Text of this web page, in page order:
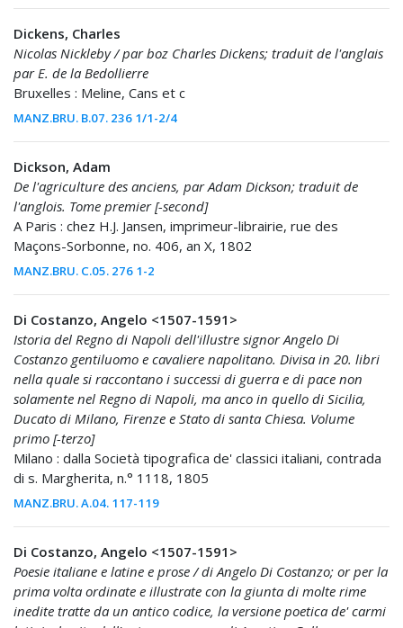
Dickens, Charles
Nicolas Nickleby / par boz Charles Dickens; traduit de l'anglais
par E. de la Bedollierre
Bruxelles : Meline, Cans et c
MANZ.BRU. B.07. 236 1/1-2/4
Dickson, Adam
De l'agriculture des anciens, par Adam Dickson; traduit de
l'anglois. Tome premier [-second]
A Paris : chez H.J. Jansen, imprimeur-librairie, rue des
Maçons-Sorbonne, no. 406, an X, 1802
MANZ.BRU. C.05. 276 1-2
Di Costanzo, Angelo <1507-1591>
Istoria del Regno di Napoli dell'illustre signor Angelo Di
Costanzo gentiluomo e cavaliere napolitano. Divisa in 20. libri
nella quale si raccontano i successi di guerra e di pace non
solamente nel Regno di Napoli, ma anco in quello di Sicilia,
Ducato di Milano, Firenze e Stato di santa Chiesa. Volume
primo [-terzo]
Milano : dalla Società tipografica de' classici italiani, contrada
di s. Margherita, n.° 1118, 1805
MANZ.BRU. A.04. 117-119
Di Costanzo, Angelo <1507-1591>
Poesie italiane e latine e prose / di Angelo Di Costanzo; or per la
prima volta ordinate e illustrate con la giunta di molte rime
inedite tratte da un antico codice, la versione poetica de' carmi